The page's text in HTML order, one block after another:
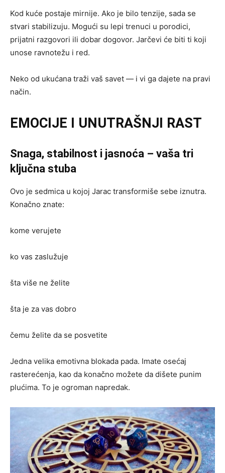
Kod kuće postaje mirnije. Ako je bilo tenzije, sada se
stvari stabilizuju. Mogući su lepi trenuci u porodici,
prijatni razgovori ili dobar dogovor. Jarčevi će biti ti koji
unose ravnotežu i red.
Neko od ukućana traži vaš savet — i vi ga dajete na pravi
način.
EMOCIJE I UNUTRAŠNJI RAST
Snaga, stabilnost i jasnoća – vaša tri
ključna stuba
Ovo je sedmica u kojoj Jarac transformiše sebe iznutra.
Konačno znate:
kome verujete
ko vas zaslužuje
šta više ne želite
šta je za vas dobro
čemu želite da se posvetite
Jedna velika emotivna blokada pada. Imate osećaj
rasterećenja, kao da konačno možete da dišete punim
plućima. To je ogroman napredak.